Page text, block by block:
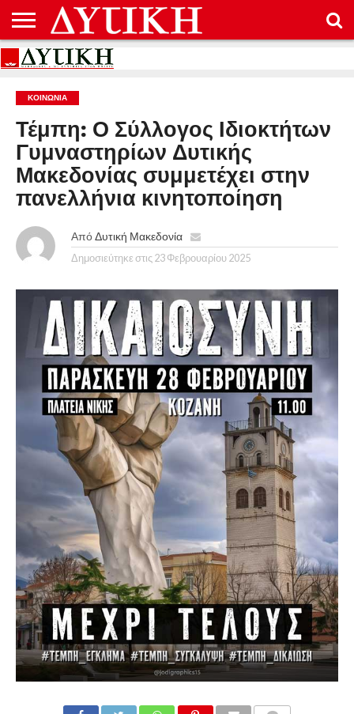
ΑΡΧΙΚΉ
ΕΠΙΚΟΙΝΩΝΊΑ
ΌΡΟΙ
ΠΡΟΣΤΑΣΊΑ
ΔΕΔΟΜΈΝΩΝ
ΚΟΙΝΩΝΊΑ
Τέμπη: Ο Σύλλογος Ιδιοκτήτων
Γυμναστηρίων Δυτικής
Μακεδονίας συμμετέχει στην
πανελλήνια κινητοποίηση
Από Δυτική Μακεδονία
Δημοσιεύτηκε στις 23 Φεβρουαρίου 2025